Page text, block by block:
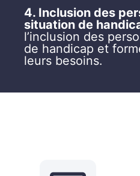
4. Inclusion des
situation de
l’inclusion des
de handicap et
leurs besoins.